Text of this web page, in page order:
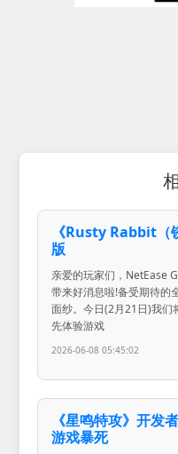
《Rusty Rabbit（
版
亲爱的玩家们，NetEase
带来好消息啦!备受期待的
面纱。今日(2月21日)我们
先体验游戏
2026-06-08 05:45:02
《星鸣特攻》开发
游戏暴死